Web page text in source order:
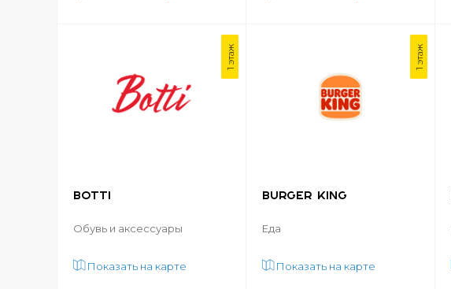
1 этаж
BOTTI
Обувь и аксессуары
Показать на карте
1 этаж
BURGER KING
Еда
Показать на карте